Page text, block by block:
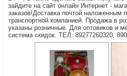
зайдите на сайт онлайн Интернет -
заказов!Доставка почтой наложенным
транспортной компанией. Продажа в
указаны розничные. Для оптовиков и
система скидок. ТЕЛ: 89277260320,